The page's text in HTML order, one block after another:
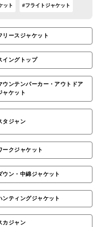
ット #フライトジャケット
リースジャケット
イングトップ
ウンテンパーカー・アウトドア
ャケット
タジャン
ークジャケット
ウン・中綿ジャケット
ンティングジャケット
カジャン